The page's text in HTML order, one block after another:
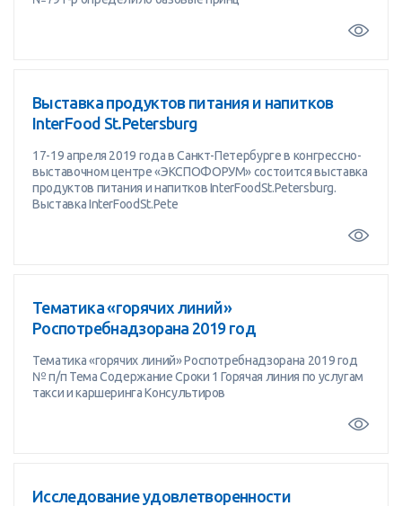
Выставка продуктов питания и напитков
InterFood St.Petersburg
17-19 апреля 2019 года в Санкт-Петербурге в конгрессно-
выставочном центре «ЭКСПОФОРУМ» состоится выставка
продуктов питания и напитков InterFoodSt.Petersburg.
Выставка InterFoodSt.Pete
Тематика «горячих линий»
Роспотребнадзорана 2019 год
Тематика «горячих линий» Роспотребнадзорана 2019 год
№ п/п Тема Содержание Сроки 1 Горячая линия по услугам
такси и каршеринга Консультиров
Исследование удовлетворенности